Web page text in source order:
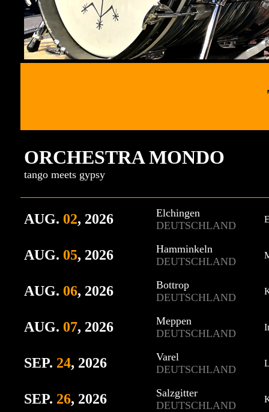
ORCHESTRA MONDO
tango meets gypsy
AUG. 02, 2026
Elchingen
DEUTSCHLAND
AUG. 05, 2026
Hamminkeln
DEUTSCHLAND
AUG. 06, 2026
Bottrop
DEUTSCHLAND
AUG. 07, 2026
Meppen
DEUTSCHLAND
SEP. 24, 2026
Varel
DEUTSCHLAND
SEP. 26, 2026
Salzgitter
DEUTSCHLAND